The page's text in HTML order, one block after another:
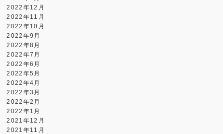
2022年12月
2022年11月
2022年10月
2022年9月
2022年8月
2022年7月
2022年6月
2022年5月
2022年4月
2022年3月
2022年2月
2022年1月
2021年12月
2021年11月